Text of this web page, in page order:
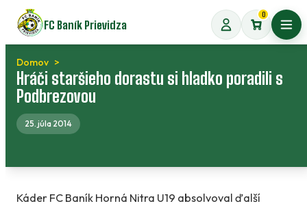
Preskočiť
na
obsah
FC Baník Prievidza
0
Domov
Hráči staršieho dorastu si hladko poradili s
Podbrezovou
25. júla 2014
Káder FC Baník Horná Nitra U19 absolvoval ďalší